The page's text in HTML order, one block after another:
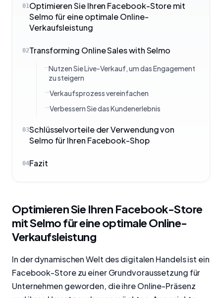
01Optimieren Sie Ihren Facebook-Store mit
Selmo für eine optimale Online-
Verkaufsleistung
02Transforming Online Sales with Selmo
Nutzen Sie Live-Verkauf, um das Engagement
zu steigern
Verkaufsprozess vereinfachen
Verbessern Sie das Kundenerlebnis
03Schlüsselvorteile der Verwendung von
Selmo für Ihren Facebook-Shop
04Fazit
Optimieren Sie Ihren Facebook-Store
mit Selmo für eine optimale Online-
Verkaufsleistung
In der dynamischen Welt des digitalen Handels ist ein
Facebook-Store zu einer Grundvoraussetzung für
Unternehmen geworden, die ihre Online-Präsenz